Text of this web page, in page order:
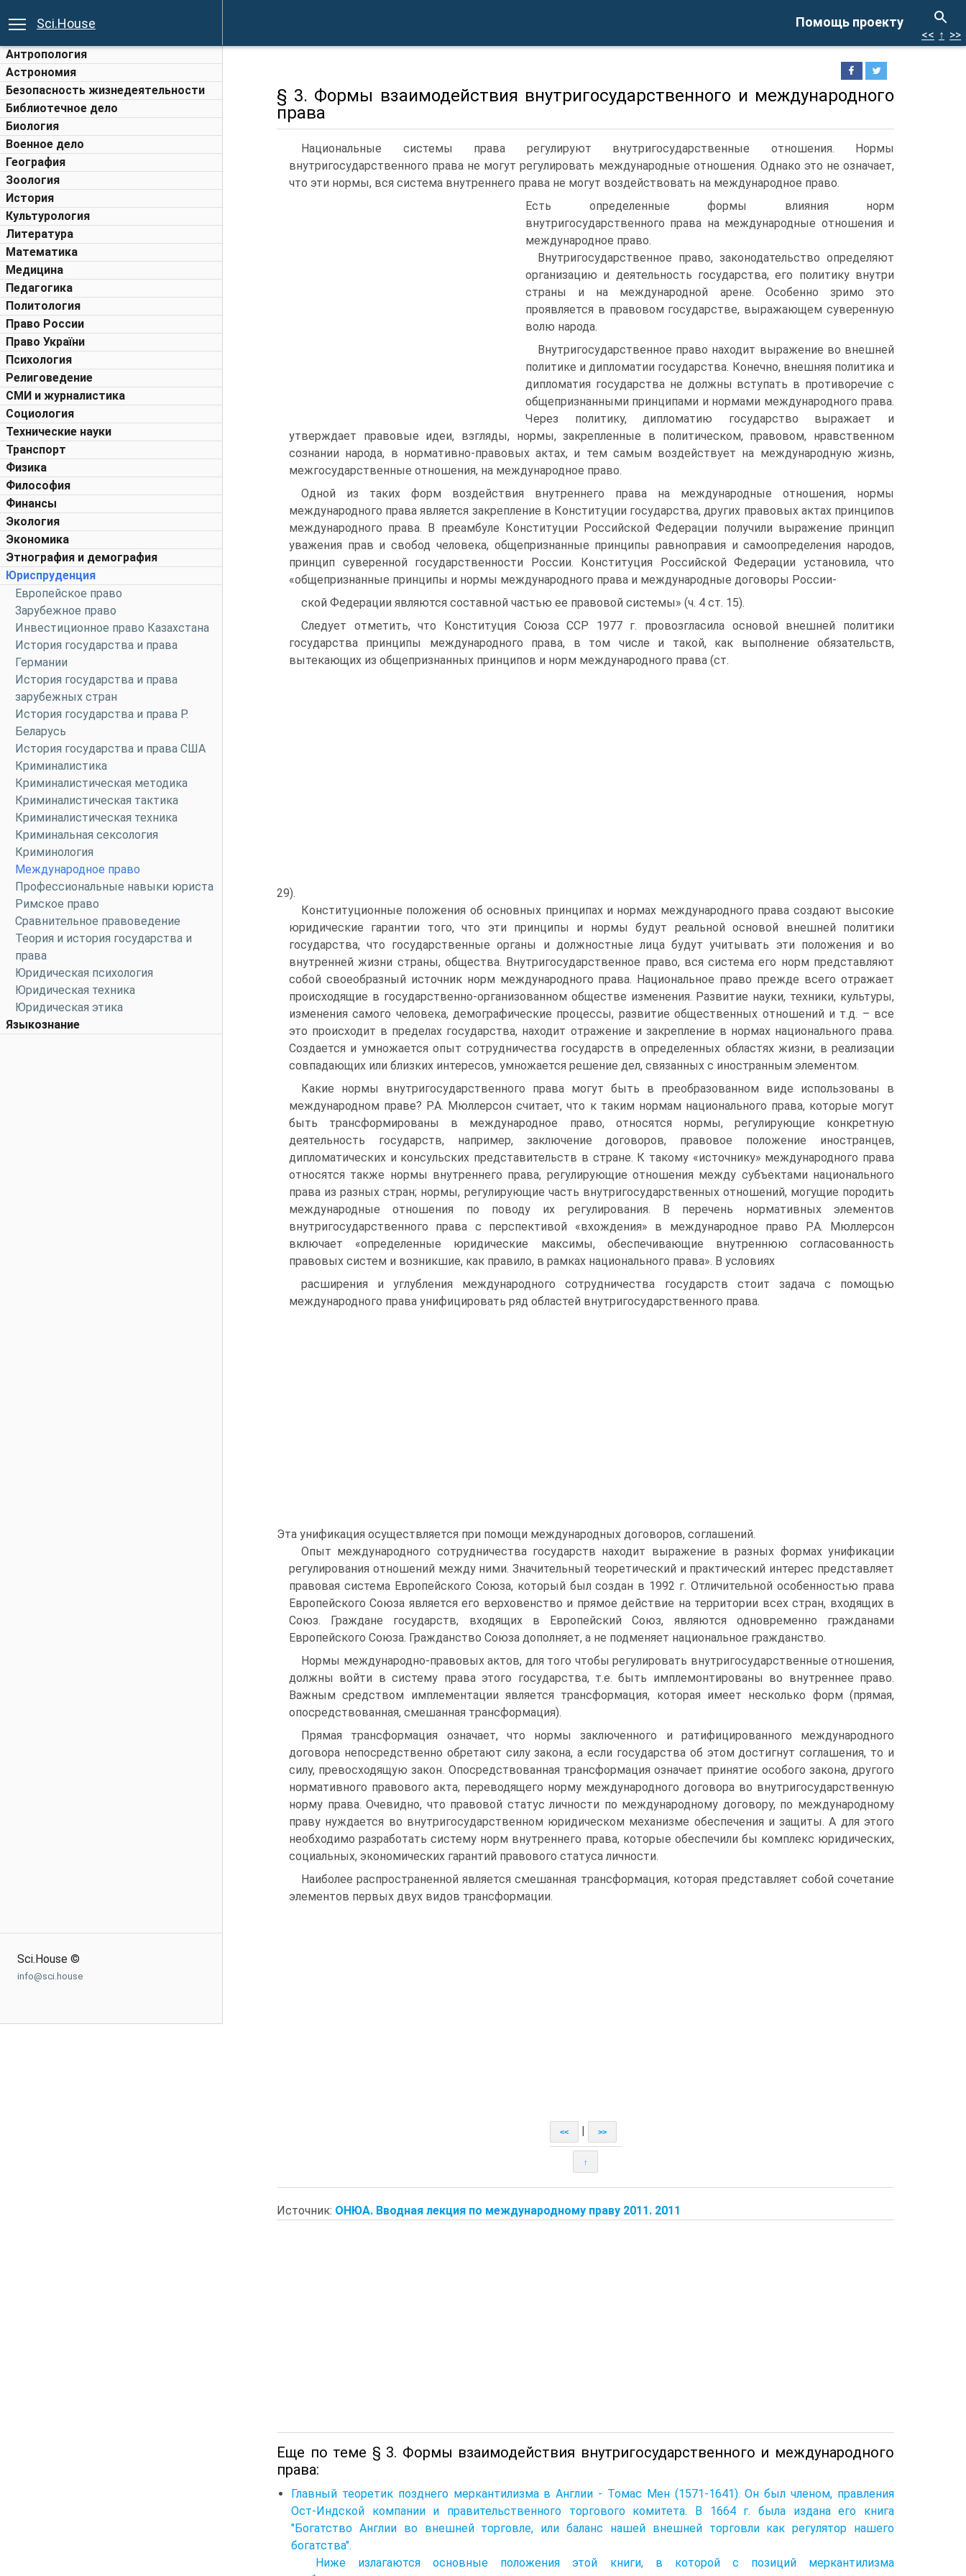
Помощь проекту
Sci.House
Антропология
Астрономия
Безопасность жизнедеятельности
Библиотечное дело
Биология
Военное дело
География
Зоология
История
Культурология
Литература
Математика
Медицина
Педагогика
Политология
Право России
Право України
Психология
Религоведение
СМИ и журналистика
Социология
Технические науки
Транспорт
Физика
Философия
Финансы
Экология
Экономика
Этнография и демография
Юриспруденция
Европейское право
Зарубежное право
Инвестиционное право Казахстана
История государства и права
Германии
История государства и права
зарубежных стран
История государства и права Р.
Беларусь
История государства и права США
Криминалистика
Криминалистическая методика
Криминалистическая тактика
Криминалистическая техника
Криминальная сексология
Криминология
Международное право
Профессиональные навыки юриста
Римское право
Сравнительное правоведение
Теория и история государства и
права
Юридическая психология
Юридическая техника
Юридическая этика
Языкознание
Sci.House ©
info@sci.house
<< ↑ >>
§ 3. Формы взаимодействия внутригосударственного и международного
права
Национальные системы права регулируют внутригосударственные отношения. Нормы
внутригосударственного права не могут регулировать международные отношения. Однако это не означает,
что эти нормы, вся система внутреннего права не могут воздействовать на международное право.
Есть определенные формы влияния норм
внутригосударственного права на международные отношения и
международное право.
Внутригосударственное право, законодательство определяют
организацию и деятельность государства, его политику внутри
страны и на международной арене. Особенно зримо это
проявляется в правовом государстве, выражающем суверенную
волю народа.
Внутригосударственное право находит выражение во внешней
политике и дипломатии государства. Конечно, внешняя политика и
дипломатия государства не должны вступать в противоречие с
общепризнанными принципами и нормами международного права.
Через политику, дипломатию государство выражает и
утверждает правовые идеи, взгляды, нормы, закрепленные в политическом, правовом, нравственном
сознании народа, в нормативно-правовых актах, и тем самым воздействует на международную жизнь,
межгосударственные отношения, на международное право.
Одной из таких форм воздействия внутреннего права на международные отношения, нормы
международного права является закрепление в Конституции государства, других правовых актах принципов
международного права. В преамбуле Конституции Российской Федерации получили выражение принцип
уважения прав и свобод человека, общепризнанные принципы равноправия и самоопределения народов,
принцип суверенной государственности России. Конституция Российской Федерации установила, что
«общепризнанные принципы и нормы международного права и международные договоры России-
ской Федерации являются составной частью ее правовой системы» (ч. 4 ст. 15).
Следует отметить, что Конституция Союза ССР 1977 г. провозгласила основой внешней политики
государства принципы международного права, в том числе и такой, как выполнение обязательств,
вытекающих из общепризнанных принципов и норм международного права (ст.
29).
Конституционные положения об основных принципах и нормах международного права создают высокие
юридические гарантии того, что эти принципы и нормы будут реальной основой внешней политики
государства, что государственные органы и должностные лица будут учитывать эти положения и во
внутренней жизни страны, общества. Внутригосударственное право, вся система его норм представляют
собой своеобразный источник норм международного права. Национальное право прежде всего отражает
происходящие в государственно-организованном обществе изменения. Развитие науки, техники, культуры,
изменения самого человека, демографические процессы, развитие общественных отношений и т.д. – все
это происходит в пределах государства, находит отражение и закрепление в нормах национального права.
Создается и умножается опыт сотрудничества государств в определенных областях жизни, в реализации
совпадающих или близких интересов, умножается решение дел, связанных с иностранным элементом.
Какие нормы внутригосударственного права могут быть в преобразованном виде использованы в
международном праве? Р.А. Мюллерсон считает, что к таким нормам национального права, которые могут
быть трансформированы в международное право, относятся нормы, регулирующие конкретную
деятельность государств, например, заключение договоров, правовое положение иностранцев,
дипломатических и консульских представительств в стране. К такому «источнику» международного права
относятся также нормы внутреннего права, регулирующие отношения между субъектами национального
права из разных стран; нормы, регулирующие часть внутригосударственных отношений, могущие породить
международные отношения по поводу их регулирования. В перечень нормативных элементов
внутригосударственного права с перспективой «вхождения» в международное право Р.А. Мюллерсон
включает «определенные юридические максимы, обеспечивающие внутреннюю согласованность
правовых систем и возникшие, как правило, в рамках национального права». В условиях
расширения и углубления международного сотрудничества государств стоит задача с помощью
международного права унифицировать ряд областей внутригосударственного права.
Эта унификация осуществляется при помощи международных договоров, соглашений.
Опыт международного сотрудничества государств находит выражение в разных формах унификации
регулирования отношений между ними. Значительный теоретический и практический интерес представляет
правовая система Европейского Союза, который был создан в 1992 г. Отличительной особенностью права
Европейского Союза является его верховенство и прямое действие на территории всех стран, входящих в
Союз. Граждане государств, входящих в Европейский Союз, являются одновременно гражданами
Европейского Союза. Гражданство Союза дополняет, а не подменяет национальное гражданство.
Нормы международно-правовых актов, для того чтобы регулировать внутригосударственные отношения,
должны войти в систему права этого государства, т.е. быть имплемонтированы во внутреннее право.
Важным средством имплементации является трансформация, которая имеет несколько форм (прямая,
опосредствованная, смешанная трансформация).
Прямая трансформация означает, что нормы заключенного и ратифицированного международного
договора непосредственно обретают силу закона, а если государства об этом достигнут соглашения, то и
силу, превосходящую закон. Опосредствованная трансформация означает принятие особого закона, другого
нормативного правового акта, переводящего норму международного договора во внутригосударственную
норму права. Очевидно, что правовой статус личности по международному договору, по международному
праву нуждается во внутригосударственном юридическом механизме обеспечения и защиты. А для этого
необходимо разработать систему норм внутреннего права, которые обеспечили бы комплекс юридических,
социальных, экономических гарантий правового статуса личности.
Наиболее распространенной является смешанная трансформация, которая представляет собой сочетание
элементов первых двух видов трансформации.
<< >>
↑
Источник: ОНЮА. Вводная лекция по международному праву 2011. 2011
Еще по теме § 3. Формы взаимодействия внутригосударственного и международного
права:
Главный теоретик позднего меркантилизма в Англии - Томас Мен (1571-1641). Он был членом, правления
Ост-Индской компании и правительственного торгового комитета. В 1664 г. была издана его книга
"Богатство Англии во внешней торговле, или баланс нашей внешней торговли как регулятор нашего
богатства".
Ниже излагаются основные положения этой книги, в которой с позиций меркантилизма